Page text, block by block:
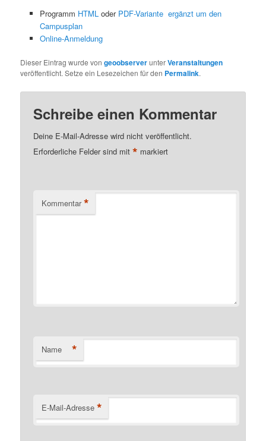
Programm HTMLoder PDF-Variante ergänzt um den
Campusplan
Online-Anmeldung
Dieser Eintrag wurde vongeoobserverunterVeranstaltungen
veröffentlicht. Setze ein Lesezeichen für den Permalink.
Schreibe einen Kommentar
Deine E-Mail-Adresse wird nicht veröffentlicht.
Erforderliche Felder sind mit* markiert
Kommentar *
Name *
E-Mail-Adresse *